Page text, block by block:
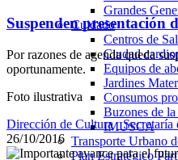
Grandes
Cuidado
Centros de
Ciudad
Equipos de
Jardines
Consumos
Buzones de
IMUSCA
Transporte Urbano
Plan Estratégico
Suspenden presentación
Por razones de agenda queda
oportunamente.
Foto ilustrativa
Dirección de Cultura _Secretaría
26/10/2016